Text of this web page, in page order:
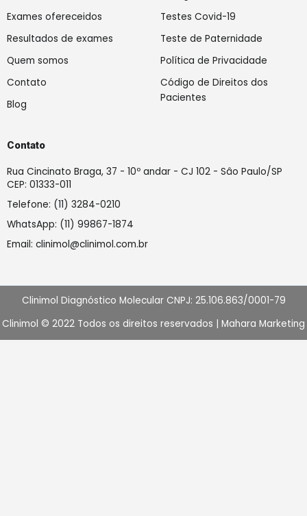
n
Exames ofereceidos
Resultados de exames
Quem somos
Contato
Blog
Testes Covid-19
Teste de Paternidade
Política de Privacidade
Código de Direitos dos
Pacientes
Contato
Rua Cincinato Braga, 37 - 10º andar - CJ 102 - Sâo Paulo/SP
CEP: 01333-011
Telefone: (11) 3284-0210
WhatsApp: (11) 99867-1874
Email: clinimol@clinimol.com.br
Clinimol Diagnóstico Molecular CNPJ: 25.106.863/0001-79
Clinimol © 2022 Todos os direitos reservados | Mahara Marketing